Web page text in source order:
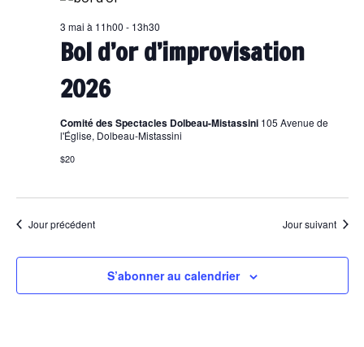
Bol d’or d’improvisation
2026
3 mai à 11h00 - 13h30
Comité des Spectacles Dolbeau-Mistassini 105 Avenue de
l'Église, Dolbeau-Mistassini
$20
Jour précédent Jour suivant
S’abonner au calendrier